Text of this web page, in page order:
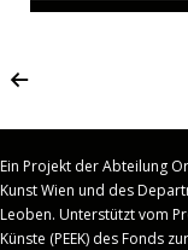
Ein Projekt der Abteilung
Kunst Wien und des
Leoben. Unterstützt vom
Künste (PEEK) des Fonds